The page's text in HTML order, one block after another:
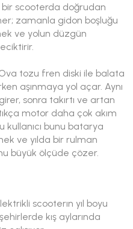
bir scooterda doğrudan
zamanla gidon boşluğu
ve yolun düzgün
Ova tozu fren diski ile balata
aşınmaya yol açar. Aynı
sonra takırtı ve artan
motor daha çok akım
bunu batarya
ve yılda bir rulman
büyük ölçüde çözer.
scooterın yıl boyu
kış aylarında